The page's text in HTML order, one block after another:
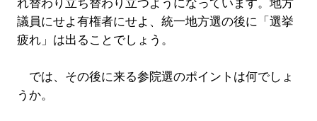
れ替わり立ち替わり立つようになっています。地方
議員にせよ有権者にせよ、統一地方選の後に「選挙
疲れ」は出ることでしょう。
では、その後に来る参院選のポイントは何でしょ
うか。